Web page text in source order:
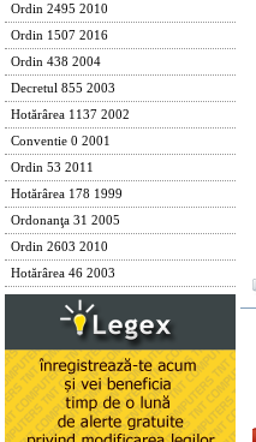
Ordin 2495 2010
Ordin 1507 2016
Ordin 438 2004
Decretul 855 2003
Hotărârea 1137 2002
Conventie 0 2001
Ordin 53 2011
Hotărârea 178 1999
Ordonanţa 31 2005
Ordin 2603 2010
Hotărârea 46 2003